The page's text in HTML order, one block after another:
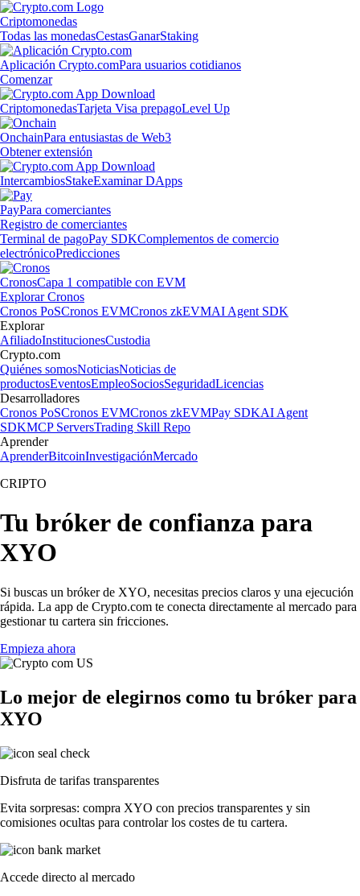
Criptomonedas
Todas las monedasCestasGanarStaking
Aplicación Crypto.comPara usuarios cotidianos
Comenzar
CriptomonedasTarjeta Visa prepagoLevel Up
OnchainPara entusiastas de Web3
Obtener extensión
IntercambiosStakeExaminar DApps
PayPara comerciantes
Registro de comerciantes
Terminal de pagoPay SDKComplementos de comercio
electrónicoPredicciones
CronosCapa 1 compatible con EVM
Explorar Cronos
Cronos PoSCronos EVMCronos zkEVMAI Agent SDK
Explorar
AfiliadoInstitucionesCustodia
Crypto.com
Quiénes somosNoticiasNoticias de
productosEventosEmpleoSociosSeguridadLicencias
Desarrolladores
Cronos PoSCronos EVMCronos zkEVMPay SDKAI Agent
SDKMCP ServersTrading Skill Repo
Aprender
AprenderBitcoinInvestigaciónMercado
CRIPTO
Tu bróker de confianza para
XYO
Si buscas un bróker de XYO, necesitas precios claros y una ejecución
rápida. La app de Crypto.com te conecta directamente al mercado para
gestionar tu cartera sin fricciones.
Empieza ahora
Lo mejor de elegirnos como tu bróker para
XYO
Disfruta de tarifas transparentes
Evita sorpresas: compra XYO con precios transparentes y sin
comisiones ocultas para controlar los costes de tu cartera.
Accede directo al mercado